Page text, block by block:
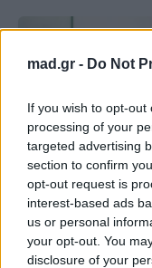
mad.gr - Do Not
If you wish to opt-
processing of your
targeted advertising
section to confirm
opt-out request is
interest-based ads
us or personal
your opt-out. You
disclosure of your
News
Πανελλαδικές
Στην κορυφή των
βαθμολογιών η
Λαρισαία Ιωάννα
Παπακώστα με
μόρια